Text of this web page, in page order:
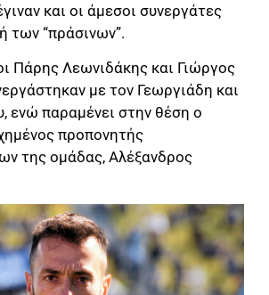
και οι άμεσοι συνεργάτες
των “πράσινων”.
Πάρης Λεωνιδάκης και Γιώργος
με τον Γεωργιάδη και
ενώ παραμένει στην θέση ο
προπονητής
της ομάδας, Αλέξανδρος